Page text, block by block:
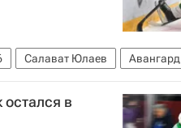
Салават Юлаев
Авангард
в